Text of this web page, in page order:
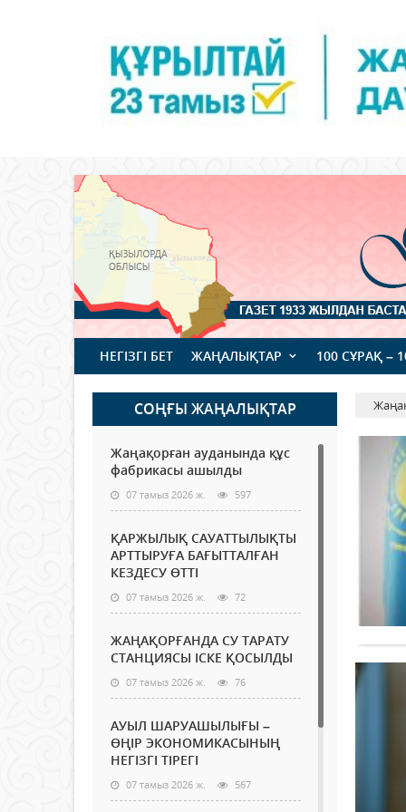
НЕГІЗГІ БЕТ ЖАҢАЛЫҚТАР 100 СҰРАҚ –
СОҢҒЫ ЖАҢАЛЫҚТАР
Жаңақорған ауданында құс
фабрикасы ашылды
07 тамыз 2026 ж. 597
ҚАРЖЫЛЫҚ САУАТТЫЛЫҚТЫ
АРТТЫРУҒА БАҒЫТТАЛҒАН
КЕЗДЕСУ ӨТТІ
07 тамыз 2026 ж. 72
ЖАҢАҚОРҒАНДА СУ ТАРАТУ
СТАНЦИЯСЫ ІСКЕ ҚОСЫЛДЫ
07 тамыз 2026 ж. 76
АУЫЛ ШАРУАШЫЛЫҒЫ –
ӨҢІР ЭКОНОМИКАСЫНЫҢ
НЕГІЗГІ ТІРЕГІ
07 тамыз 2026 ж. 567